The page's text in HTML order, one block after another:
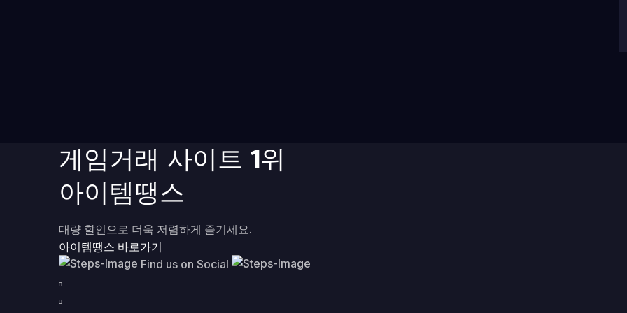
게임거래 사이트 1위
아이템땡스
대량 할인으로 더욱 저렴하게 즐기세요.
아이템땡스 바로가기
Find us on Social